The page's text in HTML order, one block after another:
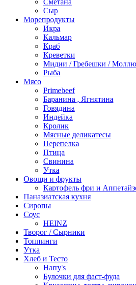
Сметана
Сыр
Морепродукты
Икра
Кальмар
Краб
Креветки
Мидии / Гребешки /
Рыба
Мясо
Primebeef
Баранина , Ягнятина
Говядина
Индейка
Кролик
Мясные деликатесы
Перепелка
Птица
Свинина
Утка
Овощи и фрукты
Картофель фри и
Паназиатская кухня​
Сиропы
Соус
HEINZ
Творог / Сырники
Топпинги
Утка
Хлеб и Тесто
Harry's
Булочки для фаст-фуда